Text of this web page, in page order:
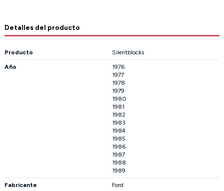
Detalles del producto
Producto Silentblocks
Año
1976
1977
1978
1979
1980
1981
1982
1983
1984
1985
1986
1987
1988
1989
Fabricante Ford